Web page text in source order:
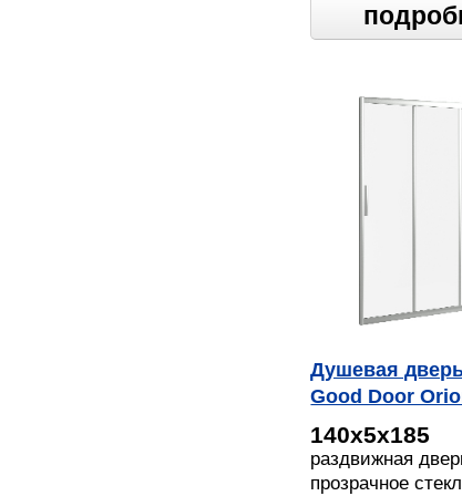
Душевая
Good Door
140 C CH
140х5х185
раздвижная
прозрачное